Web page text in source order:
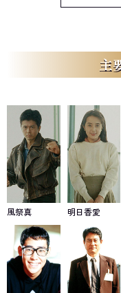
主
風祭真 明日香愛